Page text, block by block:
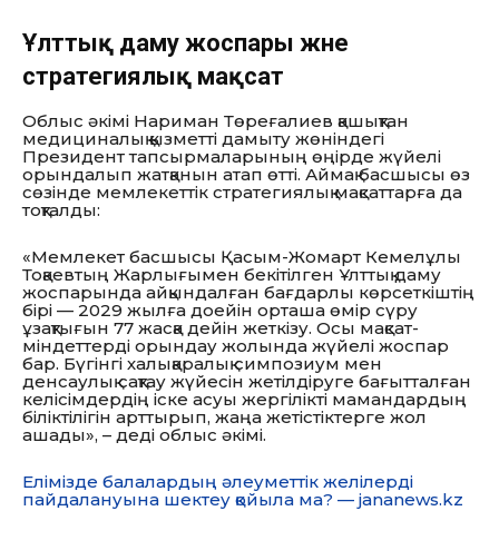
Ұлттық даму жоспары және
стратегиялық мақсат
Облыс әкімі Нариман Төреғалиев қашықтан
медициналық қызметті дамыту жөніндегі
Президент тапсырмаларының өңірде жүйелі
орындалып жатқанын атап өтті. Аймақ басшысы өз
сөзінде мемлекеттік стратегиялық мақсаттарға да
тоқталды:
«Мемлекет басшысы Қасым-Жомарт Кемелұлы
Тоқаевтың Жарлығымен бекітілген Ұлттық даму
жоспарында айқындалған бағдарлы көрсеткіштің
бірі — 2029 жылға доейін орташа өмір сүру
ұзақтығын 77 жасқа дейін жеткізу. Осы мақсат-
міндеттерді орындау жолында жүйелі жоспар
бар. Бүгінгі халықаралық симпозиум мен
денсаулық сақтау жүйесін жетілдіруге бағытталған
келісімдердің іске асуы жергілікті мамандардың
біліктілігін арттырып, жаңа жетістіктерге жол
ашады», – деді облыс әкімі.
Елімізде балалардың әлеуметтік желілерді
пайдалануына шектеу қойыла ма? — jananews.kz